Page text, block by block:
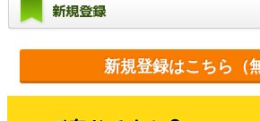
新規登録
新規登録はこちら（